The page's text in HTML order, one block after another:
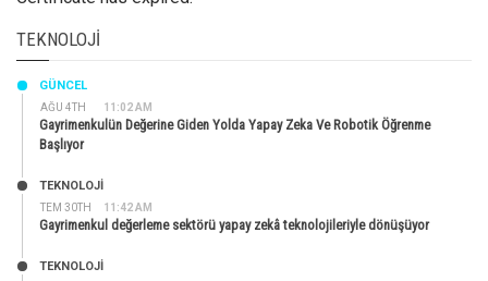
TEKNOLOJI
AĞU 4TH 11:02 AM
GÜNCEL
Gayrimenkulün Değerine Giden Yolda Yapay Zeka Ve Robotik Öğrenme
Başlıyor
TEM 30TH 11:42 AM
TEKNOLOJİ
Gayrimenkul değerleme sektörü yapay zekâ teknolojileriyle dönüşüyor
TEKNOLOJİ